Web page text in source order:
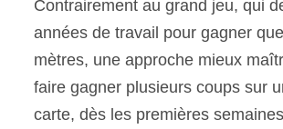
Contrairement au grand jeu, qui
années de travail pour gagner
mètres, une approche mieux
faire gagner plusieurs coups sur
carte, dès les premières semaines